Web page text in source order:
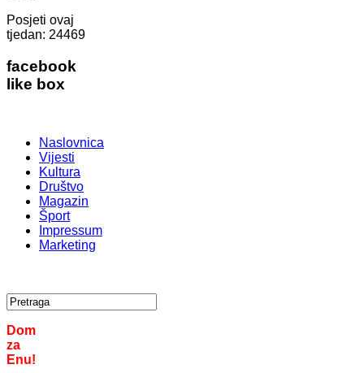
Posjeti ovaj
tjedan: 24469
facebook
like box
Naslovnica
Vijesti
Kultura
Društvo
Magazin
Šport
Impressum
Marketing
Dom
za
Enu!